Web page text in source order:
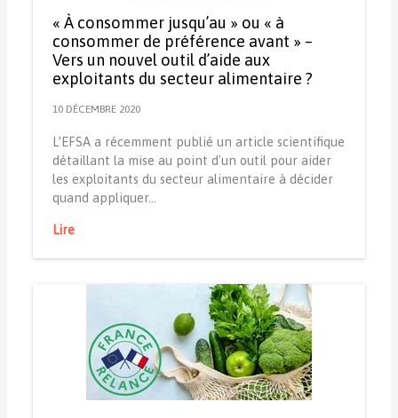
« À consommer jusqu’au » ou « à
consommer de préférence avant » –
Vers un nouvel outil d’aide aux
exploitants du secteur alimentaire ?
10 DÉCEMBRE 2020
L’EFSA a récemment publié un article scientifique
détaillant la mise au point d'un outil pour aider
les exploitants du secteur alimentaire à décider
quand appliquer…
Lire